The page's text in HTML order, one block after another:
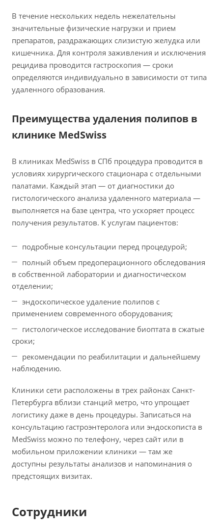
В течение нескольких недель нежелательны
значительные физические нагрузки и прием
препаратов, раздражающих слизистую желудка или
кишечника. Для контроля заживления и исключения
рецидива проводится гастроскопия — сроки
определяются индивидуально в зависимости от типа
удаленного образования.
Преимущества удаления полипов в
клинике MedSwiss
В клиниках MedSwiss в СПб процедура проводится в
условиях хирургического стационара с отдельными
палатами. Каждый этап — от диагностики до
гистологического анализа удаленного материала —
выполняется на базе центра, что ускоряет процесс
получения результатов. К услугам пациентов:
подробные консультации перед процедурой;
полный объем предоперационного обследования
в собственной лаборатории и диагностическом
отделении;
эндоскопическое удаление полипов с
применением современного оборудования;
гистологическое исследование биоптата в сжатые
сроки;
рекомендации по реабилитации и дальнейшему
наблюдению.
Клиники сети расположены в трех районах Санкт-
Петербурга вблизи станций метро, что упрощает
логистику даже в день процедуры. Записаться на
консультацию гастроэнтеролога или эндоскописта в
MedSwiss можно по телефону, через сайт или в
мобильном приложении клиники — там же
доступны результаты анализов и напоминания о
предстоящих визитах.
Сотрудники